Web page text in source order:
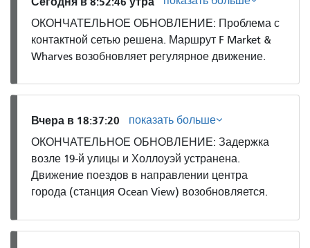
ОКОНЧАТЕЛЬНОЕ ОБНОВЛЕНИЕ: Проблема с
контактной сетью решена. Маршрут F Market &
Wharves возобновляет регулярное движение.
Вчера в 18:37:20
показать больше
ОКОНЧАТЕЛЬНОЕ ОБНОВЛЕНИЕ: Задержка
возле 19-й улицы и Холлоуэй устранена.
Движение поездов в направлении центра
города (станция Ocean View) возобновляется.